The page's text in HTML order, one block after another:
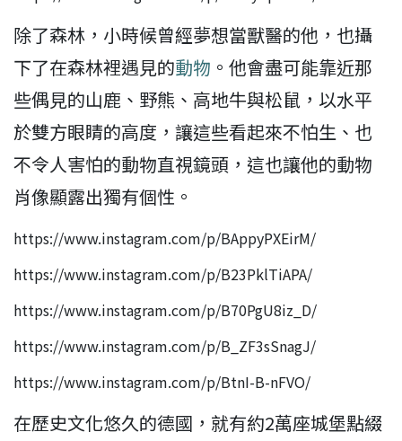
除了森林，小時候曾經夢想當獸醫的他，也攝
下了在森林裡遇見的動物 。他會盡可能靠近那
些偶見的山鹿、野熊、高地牛與松鼠，以水平
於雙方眼睛的高度，讓這些看起來不怕生、也
不令人害怕的動物直視鏡頭，這也讓他的動物
肖像顯露出獨有個性。
https://www.instagram.com/p/BAppyPXEirM/
https://www.instagram.com/p/B23PklTiAPA/
https://www.instagram.com/p/B70PgU8iz_D/
https://www.instagram.com/p/B_ZF3sSnagJ/
https://www.instagram.com/p/BtnI-B-nFVO/
在歷史文化悠久的德國，就有約2萬座城堡點綴